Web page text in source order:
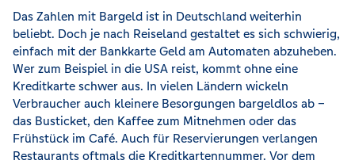
Das Zahlen mit Bargeld ist in Deutschland weiterhin
beliebt. Doch je nach Reiseland gestaltet es sich schwierig,
einfach mit der Bankkarte Geld am Automaten abzuheben.
Wer zum Beispiel in die USA reist, kommt ohne eine
Kreditkarte schwer aus. In vielen Ländern wickeln
Verbraucher auch kleinere Besorgungen bargeldlos ab –
das Busticket, den Kaffee zum Mitnehmen oder das
Frühstück im Café. Auch für Reservierungen verlangen
Restaurants oftmals die Kreditkartennummer. Vor dem